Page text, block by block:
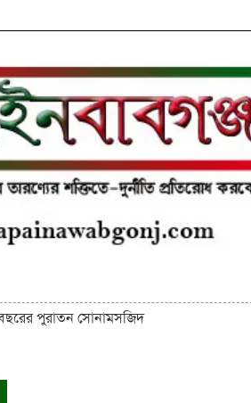
পুরাতন সোনামসজিদ